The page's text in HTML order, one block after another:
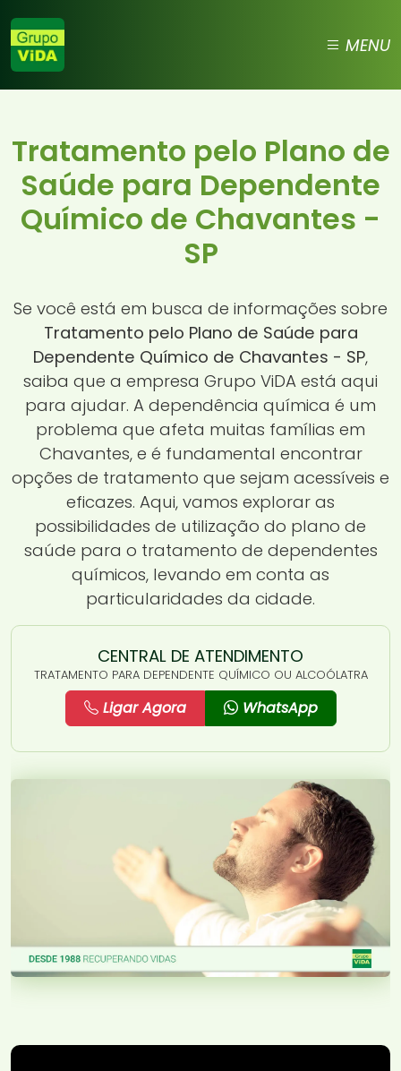
MENU
Tratamento pelo Plano de
Saúde para Dependente
Químico de Chavantes -
SP
Se você está em busca de informações sobre
Tratamento pelo Plano de Saúde para
Dependente Químico de Chavantes - SP,
saiba que a empresa Grupo ViDA está aqui
para ajudar. A dependência química é um
problema que afeta muitas famílias em
Chavantes, e é fundamental encontrar
opções de tratamento que sejam acessíveis e
eficazes. Aqui, vamos explorar as
possibilidades de utilização do plano de
saúde para o tratamento de dependentes
químicos, levando em conta as
particularidades da cidade.
CENTRAL DE ATENDIMENTO
TRATAMENTO PARA DEPENDENTE QUÍMICO OU ALCOÓLATRA
Ligar Agora WhatsApp